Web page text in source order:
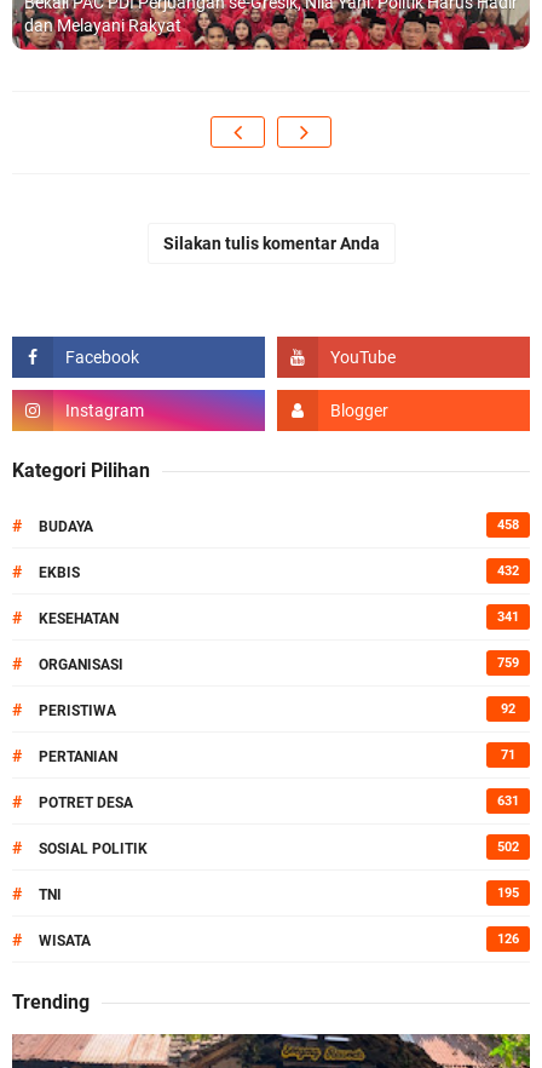
dan Melayani Rakyat
Silakan tulis komentar Anda
Kategori Pilihan
# BUDAYA 458
# EKBIS 432
# KESEHATAN 341
# ORGANISASI 759
# PERISTIWA 92
# PERTANIAN 71
# POTRET DESA 631
# SOSIAL POLITIK 502
# TNI 195
# WISATA 126
Trending